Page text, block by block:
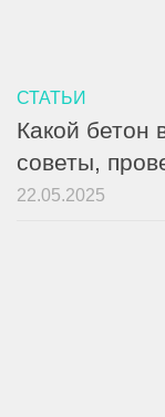
СТАТЬИ
Какой бетон
советы,
22.05.2025